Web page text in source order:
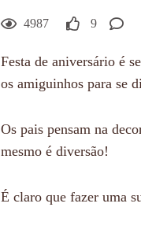
4987 9
Festa de aniversário é
os amiguinhos para se
Os pais pensam na
mesmo é diversão!
É claro que fazer uma